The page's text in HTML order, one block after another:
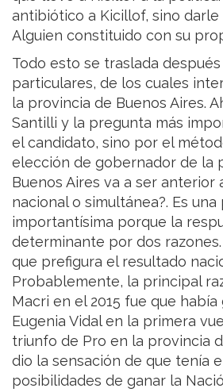
antibiótico a Kicillof, sino darle
Alguien constituido con su
Todo esto se traslada
particulares, de los cuales
la provincia de Buenos Aires.
Santilli y la pregunta más
el candidato, sino por el
elección de gobernador de la
Buenos Aires va a ser anterior
nacional o simultánea?. Es
importantísima porque la
determinante por dos
que prefigura el resultado
Probablemente, la principal
Macri en el 2015 fue que había
Eugenia Vidal en la primera
triunfo de Pro en la provincia
dio la sensación de que tenía
posibilidades de ganar la